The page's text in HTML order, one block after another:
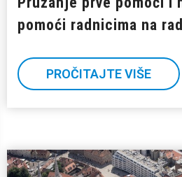
pomoći radnicima na
PROČITAJTE VIŠE